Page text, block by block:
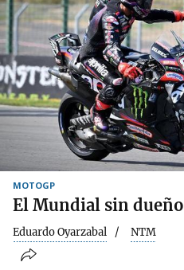
MOTOGP
El Mundial sin dueño
Eduardo Oyarzabal NTM